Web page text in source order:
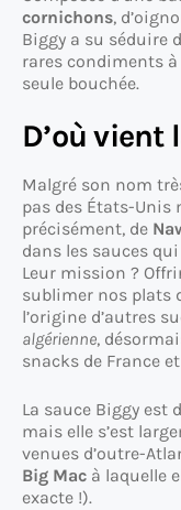
cornichons,
Biggy a su séduire
rares condiments
seule bouchée.
D’où vient
Malgré son nom
pas des États-Unis
précisément, de
dans les sauces
Leur mission ?
sublimer nos plats
l’origine d’autres
algérienne,
snacks de France
La sauce Biggy est
mais elle s’est
venues d’outre-
Big Mac à laquelle
exacte !).